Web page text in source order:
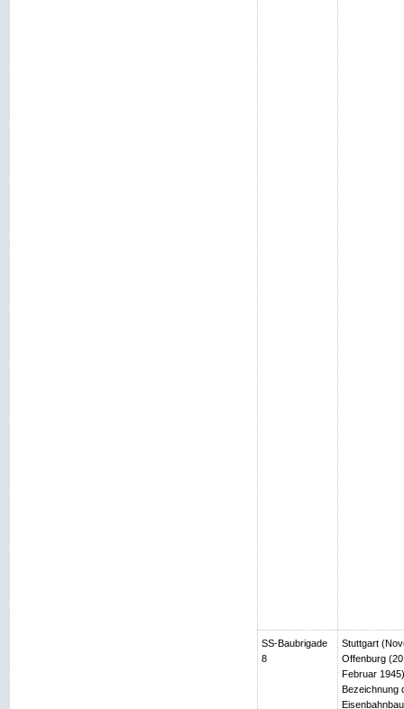
SS-Baubrigade
8
Stuttgart
Offenburg
Februar
Bezeichnung